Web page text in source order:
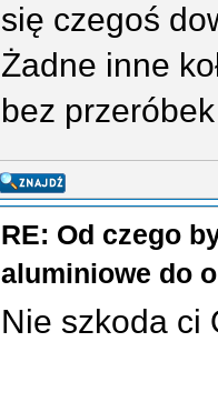
się czegoś
Żadne inne
bez przeróbek
RE: Od czego
aluminiowe do
Nie szkoda ci